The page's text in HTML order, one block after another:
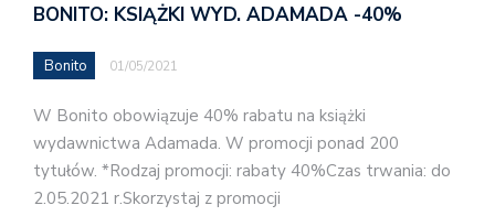
BONITO: KSIĄŻKI WYD. ADAMADA -40%
Bonito 01/05/2021
W Bonito obowiązuje 40% rabatu na książki
wydawnictwa Adamada. W promocji ponad 200
tytułów. *Rodzaj promocji: rabaty 40%Czas trwania: do
2.05.2021 r.Skorzystaj z promocji